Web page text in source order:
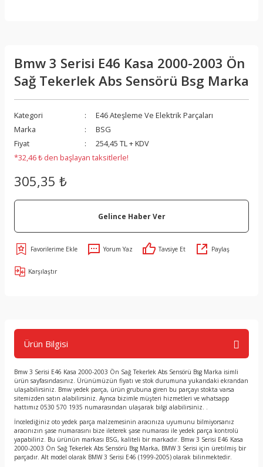
Bmw 3 Serisi E46 Kasa 2000-2003 Ön
Sağ Tekerlek Abs Sensörü Bsg Marka
Kategori
E46 Ateşleme Ve Elektrik Parçaları
Marka
BSG
Fiyat
254,45 TL + KDV
*32,46 ₺ den başlayan taksitlerle!
305,35 ₺
Gelince Haber Ver
Yorum Yaz Tavsiye Et Paylaş
Karşılaştır
Ürün Bilgisi
Bmw 3 Serisi E46 Kasa 2000-2003 Ön Sağ Tekerlek Abs Sensörü Bsg Marka isimli
ürün sayfasındasınız. Ürünümüzün fiyatı ve stok durumuna yukarıdaki ekrandan
ulaşabilirsiniz. Bmw yedek parça, ürün grubuna giren bu parçayı stokta varsa
sitemizden satın alabilirsiniz. Ayrıca bizimle müşteri hizmetleri ve whatsapp
hattımız 0530 570 1935 numarasından ulaşarak bilgi alabilirsiniz. .
İncelediğiniz oto yedek parça malzemesinin aracınıza uyumunu bilmiyorsanız
aracınızın şase numarasını bize ileterek şase numarası ile yedek parça kontrolü
yapabiliriz. Bu ürünün markası BSG, kaliteli bir markadır. Bmw 3 Serisi E46 Kasa
2000-2003 Ön Sağ Tekerlek Abs Sensörü Bsg Marka, BMW 3 Serisi için üretilmiş bir
parçadır. Alt model olarak BMW 3 Serisi E46 (1999-2005) olarak bilinmektedir.